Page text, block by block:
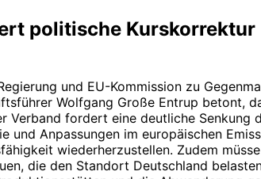
politische Kurskorrektur
und EU-Kommission zu
Wolfgang Große Entrup betont,
Verband fordert eine deutliche Senkung
und Anpassungen im europäischen
wiederherzustellen. Zudem
die den Standort Deutschland